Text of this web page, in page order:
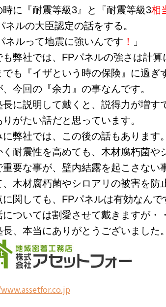
に『耐震等級3』と『耐震等級3相
ルの大臣認定の話をする。
ネルって地震に強いんです ！
」
弊社では、FPパネルの強さは計算
でも『イザという時の保険』に過
、今回の『余力』の事なんです。
長に説明して戴くと、説得力が増す
がたい話だと思っています。
に弊社では、この後の話もあります。
く耐震性を高めても、木材腐朽菌
重要な事が、壁内結露を起こさない
、木材腐朽菌やシロアリの被害を防
に関しても、FPパネルは有効なんで
については割愛させて戴きますが・
、本当にありがとうございました。